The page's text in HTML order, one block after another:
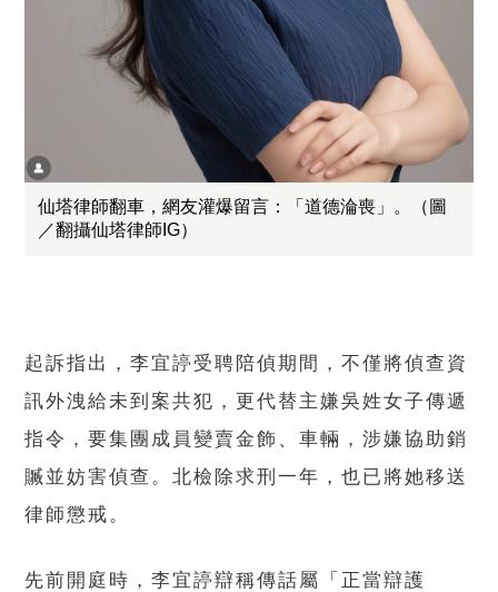
仙塔律師翻車，網友灌爆留言：「道德淪喪」。（圖
／翻攝仙塔律師IG）
起訴指出，李宜諪受聘陪偵期間，不僅將偵查資
訊外洩給未到案共犯，更代替主嫌吳姓女子傳遞
指令，要集團成員變賣金飾、車輛，涉嫌協助銷
贓並妨害偵查。北檢除求刑一年，也已將她移送
律師懲戒。
先前開庭時，李宜諪辯稱傳話屬「正當辯護